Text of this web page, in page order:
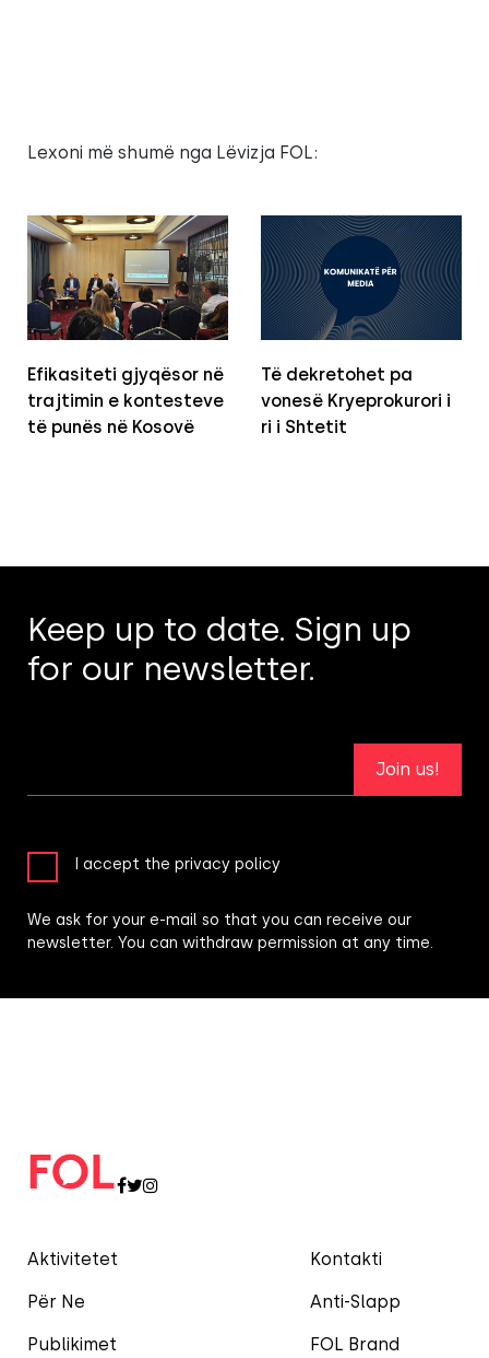
Lexoni më shumë nga Lëvizja FOL:
Efikasiteti gjyqësor në
trajtimin e kontesteve
të punës në Kosovë
Të dekretohet pa
vonesë Kryeprokurori i
ri i Shtetit
Aktivitetet
Për Ne
Publikimet
Kontakti
Anti-Slapp
FOL Brand
Keep up to date. Sign up
for our newsletter.
Join us!
I accept the privacy policy
We ask for your e-mail so that you can receive our
newsletter. You can withdraw permission at any time.